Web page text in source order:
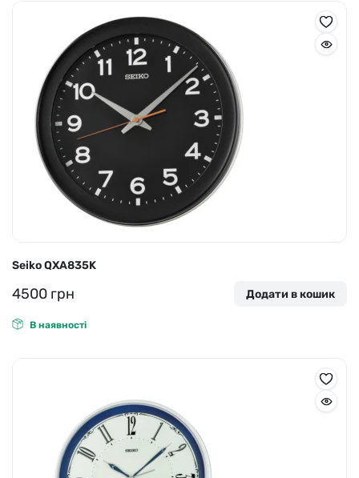
Seiko QXA835K
4500 грн Додати в кошик
В наявності